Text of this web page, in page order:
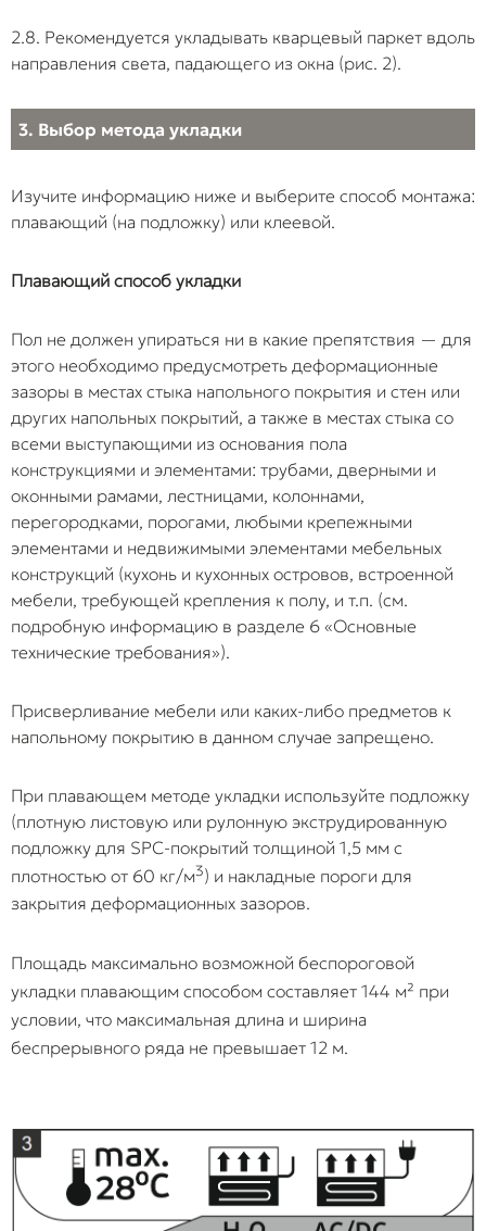
образование
микрощелей, в
влага, и
скрытый износ
соединения.
крепление к
дверных упоров,
стоек или
напольное
покрытие
непосредственно
в стяжку без
устройства зазора
(8–10 мм).
одной или
При расширении
теплового
воздействия он
смещаться, что
создает
избыточное
напряжение в
замках. В итоге
замки
по всей площади
комнаты либо
Упор
отопления
Отсутствие зазора
труб
коммуникаций и
сложных угловых
выступов.
Трубы отопления
становятся
жесткими точками
упора. При
термическом
нагреве
встает
стыковка с
без
образный
профиль.
покрытие или
профиль.
Поскольку сила
линейного
расширения SPC
2.8. Рекомендуется укладывать кварцевый паркет вдоль
направления света, падающего из окна (рис. 2).
3. Выбор метода укладки
Изучите информацию ниже и выберите способ монтажа:
плавающий (на подложку) или клеевой.
Плавающий способ укладки
Пол не должен упираться ни в какие препятствия — для
этого необходимо предусмотреть деформационные
зазоры в местах стыка напольного покрытия и стен или
других напольных покрытий, а также в местах стыка со
всеми выступающими из основания пола
конструкциями и элементами: трубами, дверными и
оконными рамами, лестницами, колоннами,
перегородками, порогами, любыми крепежными
элементами и недвижимыми элементами мебельных
конструкций (кухонь и кухонных островов, встроенной
мебели, требующей крепления к полу, и т.п. (см.
подробную информацию в разделе 6 «Основные
технические требования»).
Присверливание мебели или каких-либо предметов к
напольному покрытию в данном случае запрещено.
При плавающем методе укладки используйте подложку
(плотную листовую или рулонную экструдированную
подложку для SPC-покрытий толщиной 1,5 мм с
плотностью от 60 кг/м3) и накладные пороги для
закрытия деформационных зазоров.
Площадь максимально возможной беспороговой
укладки плавающим способом составляет 144 м² при
условии, что максимальная длина и ширина
беспрерывного ряда не превышает 12 м.